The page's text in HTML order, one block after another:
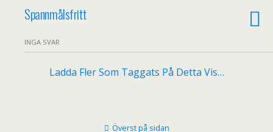
Spannmålsfritt
INGA SVAR
Ladda Fler Som Taggats På Detta Vis…
Överst på sidan